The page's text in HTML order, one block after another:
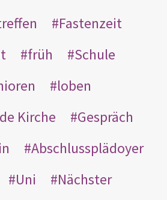
Fastenzeit
früh
Schule
loben
Kirche
Gespräch
Abschlussplädoyer
Uni
Nächster